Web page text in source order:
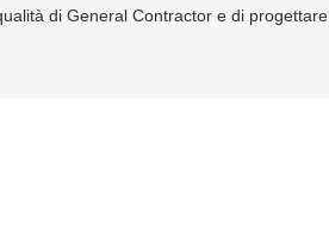
di General Contractor e di progettare,